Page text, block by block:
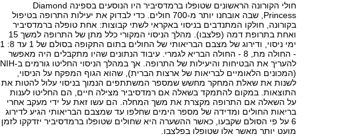
חולי הקורונה הראשונים שטופלו ברמדסיביר היו הנוסעים בספינה Diamond
Princess, שבה אובחנו יותר מ-700 חולים. כדי לבדוק את יעילות התרופה בטיפול
בקורונה, חולקו המתנדבים בניסוי באקראי לשתי קבוצות: אחת טופלה ברמדסיביר
ואחת בתרופת דמה (פלצבו). מהלך הניסוי המקורי כלל מתן של התרופה למשך 15
ימי ניסוי, ודירוג של מצבם הבריאותי של החולים בתום התקופה בסולם של 1 עד 8: 1
- החולה מת, 8 - החולה הבריא לגמרי. עיבוד הנתונים שהיו מתקבלים היה מאפשר
להעריך את הבטיחות והיעילות של התרופה. אך במהלך הניסוי החליטו גורמים ב-NIH
(המכונים הלאומיים לבריאות של ארצות הברית), שהוא הגוף המפקח על הניסוי,
לשנות את שאלת המחקר מחשש שמספר המשתתפים הנמוך בניסוי עלול להטות את
התוצאות. במקום להתמקד בשאלה אם רמדסיביר מצילה חיים, הם החליטו לענות
על השאלה אם התרופה מקצרת את משך המחלה. הם עשו זאת על ידי מעקב אחרי
בריאות החולים ומדידה של מספר הימים שחלפו עד שמצבם הבריאותי הגיע לדירוג
6 על פי הסולם שקבעו, כאשר ההשערה היא שחולים שטופלו ברמדסיביר יזדקקו לזמן
מועט יותר מאשר אלו שטופלו בפלצבו.